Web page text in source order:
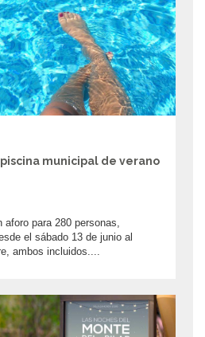
municipal de verano
aforo para 280 personas,
el sábado 13 de junio al
ambos incluidos....